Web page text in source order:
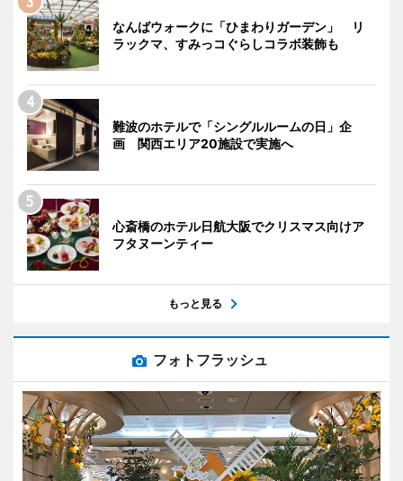
なんばウォークに「ひまわりガーデン」 リ
ラックマ、すみっコぐらしコラボ装飾も
難波のホテルで「シングルルームの日」企
画 関西エリア20施設で実施へ
心斎橋のホテル日航大阪でクリスマス向けア
フタヌーンティー
もっと見る
フォトフラッシュ